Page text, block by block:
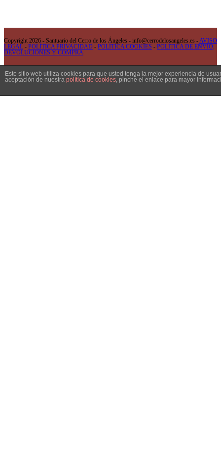
Copyright 2026 - Santuario del Cerro de los Ángeles - info@cerrodelosangeles.es - AVISO
LEGAL - POLÍTICA PRIVACIDAD - POLÍTICA COOKIES - POLÍTICA DE ENVÍO,
DEVOLUCIONES Y COMPRA
Este sitio web utiliza cookies para que usted tenga la mejor experiencia de
aceptación de nuestra política de cookies , pinche el enlace para mayor